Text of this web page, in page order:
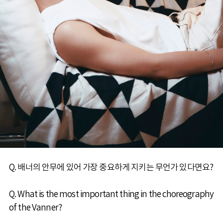
Q. 배너의 안무에 있어 가장 중요하게 지키는 무언가 있다면요?
Q. What is the most important thing in the choreography
of the Vanner?